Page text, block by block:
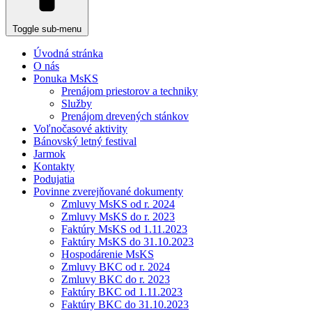
Toggle sub-menu
Úvodná stránka
O nás
Ponuka MsKS
Prenájom priestorov a techniky
Služby
Prenájom drevených stánkov
Voľnočasové aktivity
Bánovský letný festival
Jarmok
Kontakty
Podujatia
Povinne zverejňované dokumenty
Zmluvy MsKS od r. 2024
Zmluvy MsKS do r. 2023
Faktúry MsKS od 1.11.2023
Faktúry MsKS do 31.10.2023
Hospodárenie MsKS
Zmluvy BKC od r. 2024
Zmluvy BKC do r. 2023
Faktúry BKC od 1.11.2023
Faktúry BKC do 31.10.2023